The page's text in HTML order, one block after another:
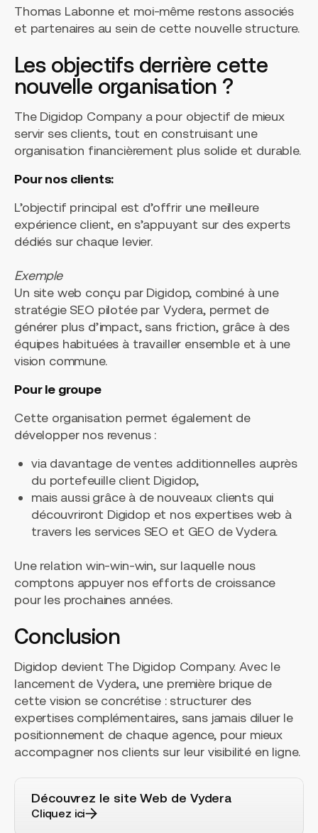
Thomas Labonne et moi-même restons associés
et partenaires au sein de cette nouvelle structure.
Les objectifs derrière cette
nouvelle organisation ?
The Digidop Company a pour objectif de mieux
servir ses clients, tout en construisant une
organisation financièrement plus solide et durable.
Pour nos clients:
L’objectif principal est d’offrir une meilleure
expérience client, en s’appuyant sur des experts
dédiés sur chaque levier.
Exemple
Un site web conçu par Digidop, combiné à une
stratégie SEO pilotée par Vydera, permet de
générer plus d’impact, sans friction, grâce à des
équipes habituées à travailler ensemble et à une
vision commune.
Pour le groupe
Cette organisation permet également de
développer nos revenus :
via davantage de ventes additionnelles auprès
du portefeuille client Digidop,
mais aussi grâce à de nouveaux clients qui
découvriront Digidop et nos expertises web à
travers les services SEO et GEO de Vydera.
Une relation win-win-win, sur laquelle nous
comptons appuyer nos efforts de croissance
pour les prochaines années.
Conclusion
Digidop devient The Digidop Company. Avec le
lancement de Vydera, une première brique de
cette vision se concrétise : structurer des
expertises complémentaires, sans jamais diluer le
positionnement de chaque agence, pour mieux
accompagner nos clients sur leur visibilité en ligne.
Découvrez le site Web de Vydera
Cliquez ici